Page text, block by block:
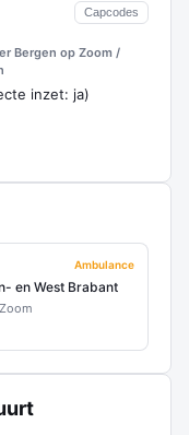
Capcodes
Bergen op Zoom /
inzet: ja)
Ambulance
en West Brabant